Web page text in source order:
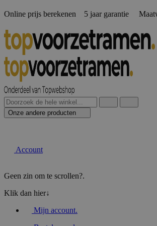
Online prijs berekenen️ 5 jaar garantie
Onze andere producten
Account
Geen zin om te scrollen?.
Klik dan hier↓
Mijn account.